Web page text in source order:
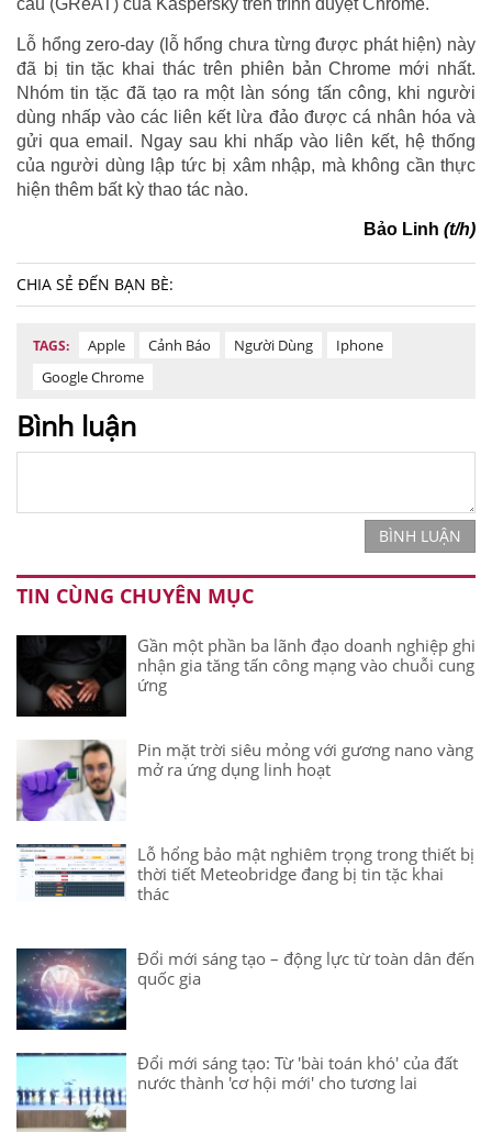
Lỗ hổng zero-day (lỗ hổng chưa từng được phát hiện) này
đã bị tin tặc khai thác trên phiên bản Chrome mới nhất.
Nhóm tin tặc đã tạo ra một làn sóng tấn công, khi người
dùng nhấp vào các liên kết lừa đảo được cá nhân hóa và
gửi qua email. Ngay sau khi nhấp vào liên kết, hệ thống
của người dùng lập tức bị xâm nhập, mà không cần thực
hiện thêm bất kỳ thao tác nào.
Bảo Linh (t/h)
CHIA SẺ ĐẾN BẠN BÈ:
TAGS: Apple Cảnh Báo Người Dùng
Iphone
Google Chrome
Bình luận
BÌNH LUẬN
TIN CÙNG CHUYÊN MỤC
Gần một phần ba lãnh đạo doanh nghiệp ghi
nhận gia tăng tấn công mạng vào chuỗi cung
ứng
Pin mặt trời siêu mỏng với gương nano vàng
mở ra ứng dụng linh hoạt
Lỗ hổng bảo mật nghiêm trọng trong thiết bị
thời tiết Meteobridge đang bị tin tặc khai
thác
Đổi mới sáng tạo – động lực từ toàn dân đến
quốc gia
Đổi mới sáng tạo: Từ 'bài toán khó' của đất
nước thành 'cơ hội mới' cho tương lai